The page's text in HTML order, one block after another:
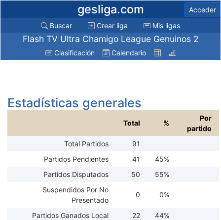
gesliga.com
Acceder
Buscar
Crear liga Mis ligas
Flash TV Ultra Chamigo League Genuinos 2
Clasificación Calendario
Estadísticas generales
Total %
Por
partido
Total Partidos
91
Partidos Pendientes
41
45%
Partidos Disputados
50
55%
Suspendidos Por No
Presentado
0 0%
Partidos Ganados Local 22
44%